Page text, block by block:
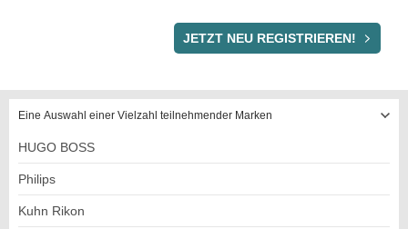
JETZT NEU REGISTRIEREN!
Eine Auswahl einer Vielzahl teilnehmender Marken
HUGO BOSS
Philips
Kuhn Rikon